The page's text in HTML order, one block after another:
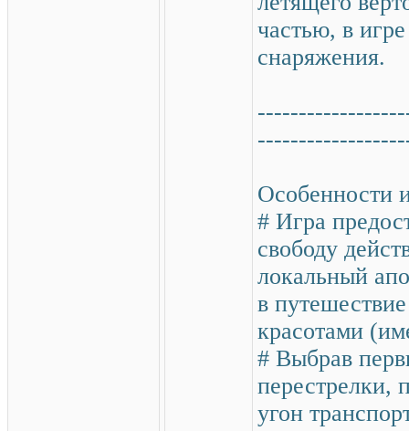
частью, в
снаряжения.
Особенности
# Игра
свободу
локальный
в
красотами
# Выбрав
перестрелки,
угон